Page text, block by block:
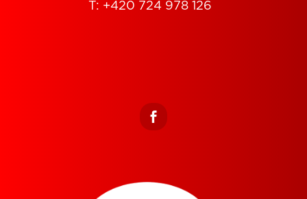
T: +420 724 978 126
